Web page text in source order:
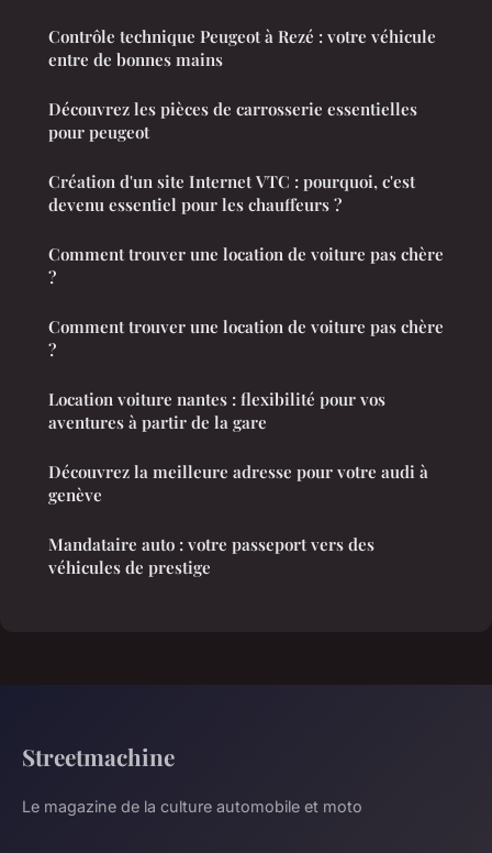
Contrôle technique Peugeot à Rezé : votre véhicule
entre de bonnes mains
Découvrez les pièces de carrosserie essentielles
pour peugeot
Création d'un site Internet VTC : pourquoi, c'est
devenu essentiel pour les chauffeurs ?
Comment trouver une location de voiture pas chère
?
Comment trouver une location de voiture pas chère
?
Location voiture nantes : flexibilité pour vos
aventures à partir de la gare
Découvrez la meilleure adresse pour votre audi à
genève
Mandataire auto : votre passeport vers des
véhicules de prestige
Streetmachine
Le magazine de la culture automobile et moto